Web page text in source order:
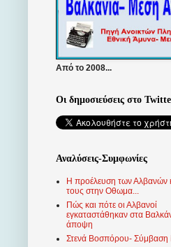
Από το 2008...
Οι δημοσιεύσεις στο
Αναλύσεις-Συμφωνίες
Η προέλευση των Αλβανών
τους στην Οθωμα...
Πώς και πότε οι Αλβανοί
εγκαταστάθηκαν στα
άποψη
Στενά Βοσπόρου- Σύμβαση